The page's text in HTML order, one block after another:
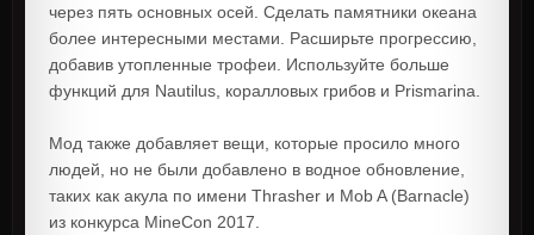
через пять основных осей. Сделать памятники океана
более интересными местами. Расширьте прогрессию,
добавив утопленные трофеи. Используйте больше
функций для Nautilus, коралловых грибов и Prismarina.
Мод также добавляет вещи, которые просило много
людей, но не были добавлено в водное обновление,
таких как акула по имени Thrasher и Mob A (Barnacle)
из конкурса MineCon 2017.